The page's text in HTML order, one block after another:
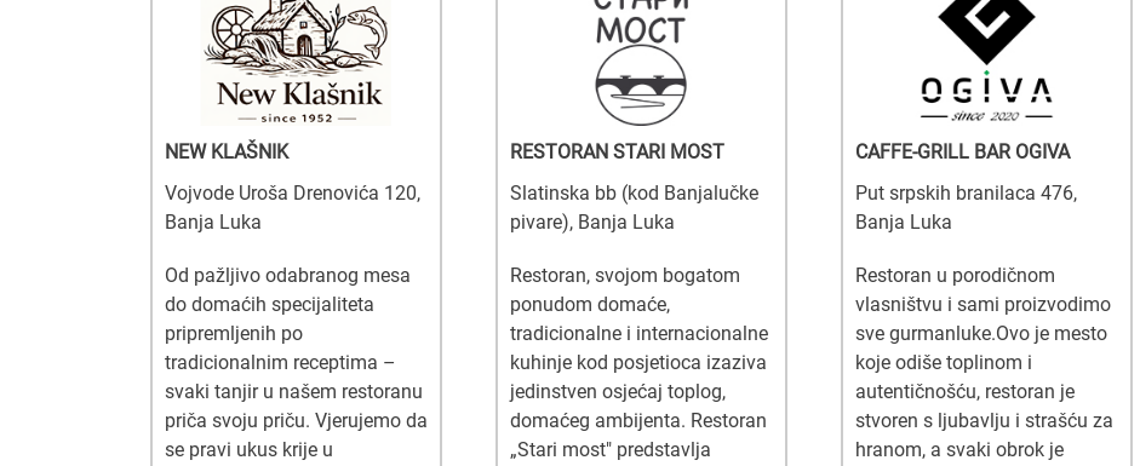
NEW KLAŠNIK
Vojvode Uroša Drenovića 120,
Banja Luka
Od pažljivo odabranog mesa
do domaćih specijaliteta
pripremljenih po
tradicionalnim receptima –
svaki tanjir u našem restoranu
priča svoju priču. Vjerujemo da
se pravi ukus krije u
RESTORAN STARI MOST
Slatinska bb (kod Banjalučke
pivare), Banja Luka
Restoran, svojom bogatom
ponudom domaće,
tradicionalne i internacionalne
kuhinje kod posjetioca izaziva
jedinstven osjećaj toplog,
domaćeg ambijenta. Restoran
„Stari most" predstavlja
CAFFE-GRILL BAR OGIVA
Put srpskih branilaca 476,
Banja Luka
Restoran u porodičnom
vlasništvu i sami proizvodimo
sve gurmanluke.Ovo je mesto
koje odiše toplinom i
autentičnošću, restoran je
stvoren s ljubavlju i strašću za
hranom, a svaki obrok je